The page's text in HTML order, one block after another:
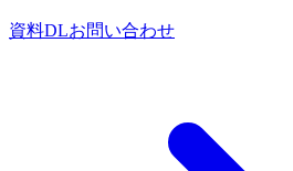
資料DLお問い合わせ